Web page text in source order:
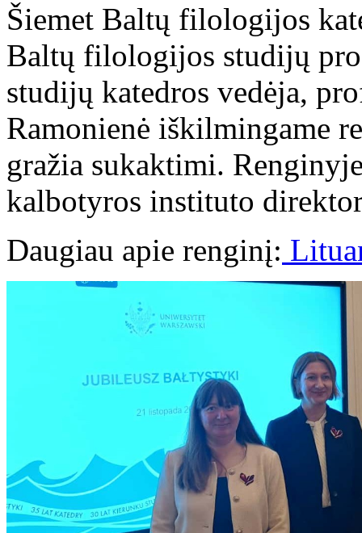
Šiemet Baltų filologijos
Baltų filologijos studijų
studijų katedros vedėja,
Ramonienė iškilmingame
gražia sukaktimi.
kalbotyros instituto
Daugiau apie renginį: